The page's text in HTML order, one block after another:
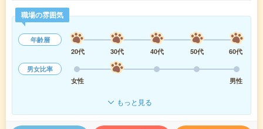
職場の雰囲気
年齢層
20代
30代 40代 50代
60代
男女比率
女性
男性
もっと見る